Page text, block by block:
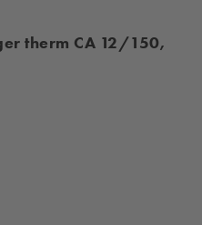
therm CA 12/150,